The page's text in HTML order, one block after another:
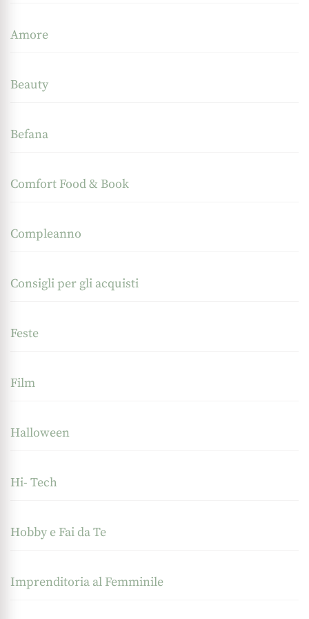
Amore
Beauty
Befana
Comfort Food & Book
Compleanno
Consigli per gli acquisti
Feste
Film
Halloween
Hi- Tech
Hobby e Fai da Te
Imprenditoria al Femminile